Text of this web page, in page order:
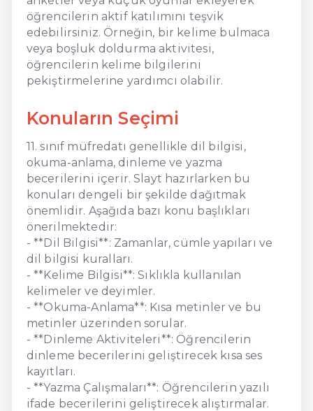
öğrencilerin aktif katılımını teşvik
edebilirsiniz. Örneğin, bir kelime bulmaca
veya boşluk doldurma aktivitesi,
öğrencilerin kelime bilgilerini
pekiştirmelerine yardımcı olabilir.
Konuların Seçimi
11. sınıf müfredatı genellikle dil bilgisi,
okuma-anlama, dinleme ve yazma
becerilerini içerir. Slayt hazırlarken bu
konuları dengeli bir şekilde dağıtmak
önemlidir. Aşağıda bazı konu başlıkları
önerilmektedir:
- **Dil Bilgisi**: Zamanlar, cümle yapıları ve
dil bilgisi kuralları.
- **Kelime Bilgisi**: Sıklıkla kullanılan
kelimeler ve deyimler.
- **Okuma-Anlama**: Kısa metinler ve bu
metinler üzerinden sorular.
- **Dinleme Aktiviteleri**: Öğrencilerin
dinleme becerilerini geliştirecek kısa ses
kayıtları.
- **Yazma Çalışmaları**: Öğrencilerin yazılı
ifade becerilerini geliştirecek alıştırmalar.